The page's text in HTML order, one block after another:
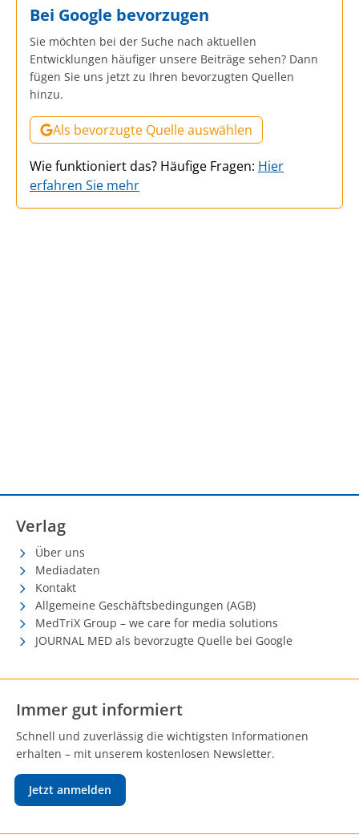
Bei Google bevorzugen
Sie möchten bei der Suche nach aktuellen
Entwicklungen häufiger unsere Beiträge sehen? Dann
fügen Sie uns jetzt zu Ihren bevorzugten Quellen
hinzu.
Als bevorzugte Quelle auswählen
Wie funktioniert das? Häufige Fragen: Hier
erfahren Sie mehr
Verlag
Über uns
Mediadaten
Kontakt
Allgemeine Geschäftsbedingungen (AGB)
MedTriX Group – we care for media solutions
JOURNAL MED als bevorzugte Quelle bei Google
Immer gut informiert
Schnell und zuverlässig die wichtigsten Informationen
erhalten – mit unserem kostenlosen Newsletter.
Jetzt anmelden